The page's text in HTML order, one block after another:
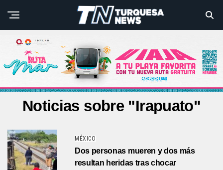
Noticias sobre "Irapuato"
MÉXICO
Dos personas mueren y dos más
resultan heridas tras chocar